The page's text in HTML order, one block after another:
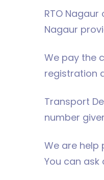
RTO
Nagaur
We pay the
registration
Transport
number
We are help
You can